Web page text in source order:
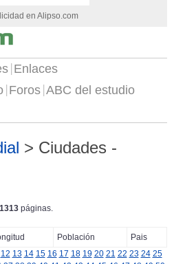
en Alipso.com
Enlaces
Foros ABC del estudio
> Ciudades -
1313 páginas.
Población
Pais
12 13 14 15 16 17 18 19 20 21 22 23 24 25